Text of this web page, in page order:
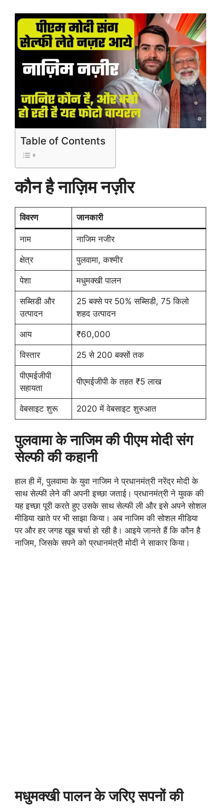
Table of Contents
कौन है नाज़िम नज़ीर
विवरण जानकारी
नाम नाजिम नजीर
क्षेत्र पुलवामा, कश्मीर
पेशा मधुमक्खी पालन
सब्सिडी और
उत्पादन
25 बक्से पर 50% सब्सिडी, 75 किलो
शहद उत्पादन
आय ₹60,000
विस्तार 25 से 200 बक्सों तक
पीएमईजीपी
सहायता
पीएमईजीपी के तहत ₹5 लाख
वेबसाइट शुरू 2020 में वेबसाइट शुरुआत
पुलवामा के नाजिम की पीएम मोदी संग
सेल्फी की कहानी
हाल ही में, पुलवामा के युवा नाजिम ने प्रधानमंत्री नरेंद्र मोदी के
साथ सेल्फी लेने की अपनी इच्छा जताई। प्रधानमंत्री ने युवक की
यह इच्छा पूरी करते हुए उसके साथ सेल्फी ली और इसे अपने सोशल
मीडिया खाते पर भी साझा किया। अब नाजिम की सोशल मीडिया
पर और हर जगह खूब चर्चा हो रही है। आइये जानते हैं कि कौन है
नाजिम, जिसके सपने को प्रधानमंत्री मोदी ने साकार किया।
मधुमक्खी पालन के जरिए सपनों की